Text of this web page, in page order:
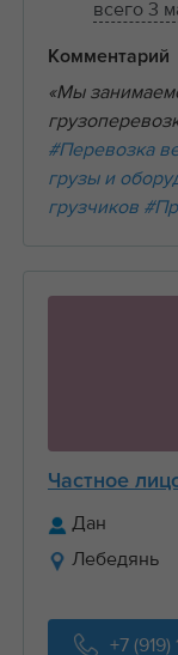
всего 3
Комментарий
«Мы
#Перевозка
грузы и
грузчиков
Частное
Дан
Лебедянь
+7 (919)